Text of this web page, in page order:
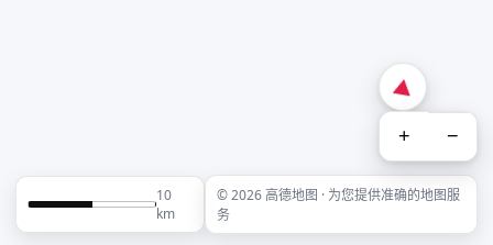
+ −
10
km
© 2026 高德地图 · 为您提供准确的地图服
务